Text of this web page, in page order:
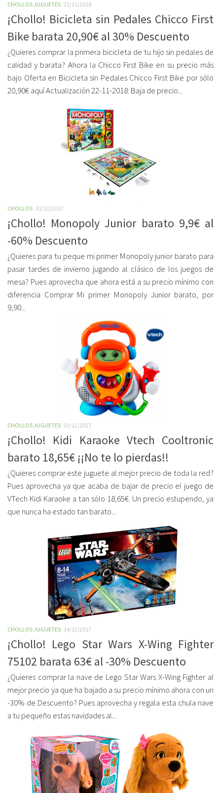
CHOLLOS JUGUETES 22/11/2018
¡Chollo! Bicicleta sin Pedales Chicco First
Bike barata 20,90€ al 30% Descuento
¿Quieres comprar la primera bicicleta de tu hijo sin pedales de
calidad y barata? Ahora la Chicco First Bike en su precio más
bajo Oferta en Bicicleta sin Pedales Chicco First Bike por sólo
20,90€ aquí Actualización 22-11-2018: Baja de precio...
CHOLLOS 31/12/2017
¡Chollo! Monopoly Junior barato 9,9€ al
-60% Descuento
¿Quieres para tu peque mi primer Monopoly junior barato para
pasar tardes de invierno jugando al clásico de los juegos de
mesa? Pues aprovecha que ahora está a su precio mínimo con
diferencia Comprar Mi primer Monopoly Junior barato, por
9,90...
CHOLLOS JUGUETES 23/12/2017
¡Chollo! Kidi Karaoke Vtech Cooltronic
barato 18,65€ ¡¡No te lo pierdas!!
¿Quieres comprar este juguete al mejor precio de toda la red?
Pues aprovecha ya que acaba de bajar de precio el juego de
VTech Kidi Karaoke a tan sólo 18,65€. Un precio estupendo, ya
que nunca ha estado tan barato...
CHOLLOS JUGUETES 14/12/2017
¡Chollo! Lego Star Wars X-Wing Fighter
75102 barata 63€ al -30% Descuento
¿Quieres comprar la nave de Lego Star Wars X-Wing Fighter al
mejor precio ya que ha bajado a su precio mínimo ahora con un
-30% de Descuento? Pues aprovecha y regala esta chula nave
a tu pequeño estas navidades al...